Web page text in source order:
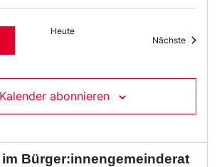
Heute
Nächste
Kalender abonnieren
Bürger:innengemeinderat